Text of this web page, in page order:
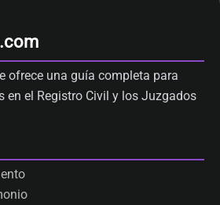
ofrece una guía completa para
en el Registro Civil y los Juzgados